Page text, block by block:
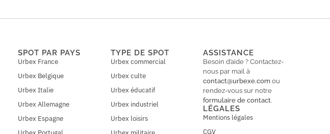
SPOT PAR PAYS
Urbex France
Urbex Belgique
Urbex Italie
Urbex Allemagne
Urbex Espagne
TYPE DE SPOT
Urbex commercial
Urbex culte
Urbex éducatif
Urbex industriel
Urbex loisirs
ASSISTANCE
Besoin d’aide ? Contactez-
nous par mail à
contact@urbexe.com ou
rendez-vous sur notre
formulaire de contact.
LÉGALES
Mentions légales
CGV